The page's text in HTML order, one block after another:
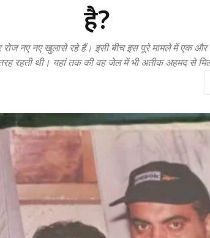
है?
नए नए खुलासे रहे हैं। इसी बीच इस पूरे मामले में एक और
रहती थी। यहां तक की वह जेल में भी अतीक अहमद से